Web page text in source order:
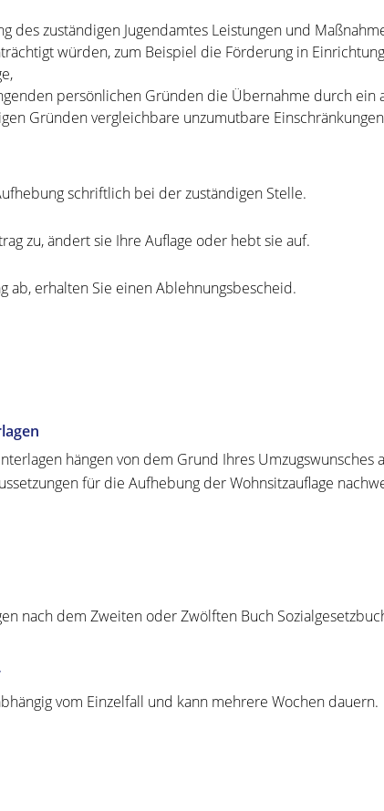
des zuständigen Jugendamtes Leistungen und
würden, zum Beispiel die Förderung in
persönlichen Gründen die Übernahme durch ein
Gründen vergleichbare unzumutbare
schriftlich bei der zuständigen Stelle.
zu, ändert sie Ihre Auflage oder hebt sie auf.
ab, erhalten Sie einen Ablehnungsbescheid.
hängen von dem Grund Ihres Umzugswunsches
für die Aufhebung der Wohnsitzauflage
nach dem Zweiten oder Zwölften Buch
vom Einzelfall und kann mehrere Wochen dauern.